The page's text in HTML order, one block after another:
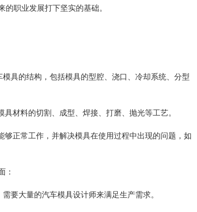
职业发展打下坚实的基础。
具的结构，包括模具的型腔、浇口、冷却系统、分型
材料的切割、成型、焊接、打磨、抛光等工艺。
正常工作，并解决模具在使用过程中出现的问题，如
：
要大量的汽车模具设计师来满足生产需求。